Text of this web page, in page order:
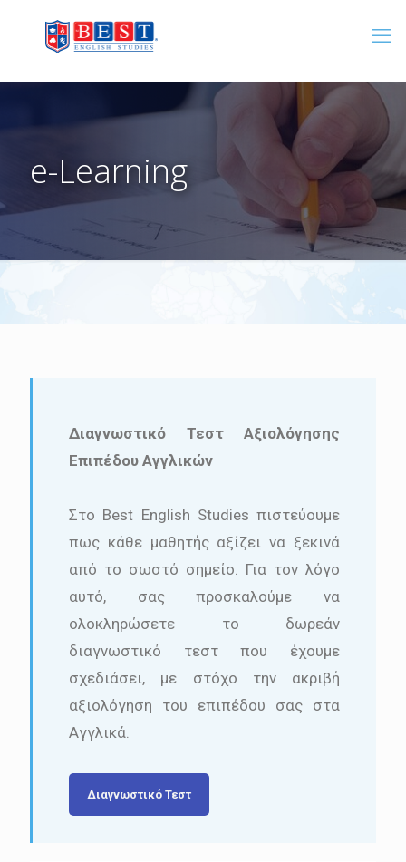
e-Learning
Διαγνωστικό Τεστ Αξιολόγησης
Επιπέδου Αγγλικών
Στο Best English Studies πιστεύουμε
πως κάθε μαθητής αξίζει να ξεκινά
από το σωστό σημείο. Για τον λόγο
αυτό, σας προσκαλούμε να
ολοκληρώσετε το δωρεάν
διαγνωστικό τεστ που έχουμε
σχεδιάσει, με στόχο την ακριβή
αξιολόγηση του επιπέδου σας στα
Αγγλικά.
Διαγνωστικό Τεστ